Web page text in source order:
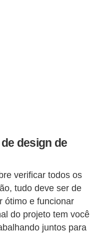
design de
verificar todos os
tudo deve ser de
ótimo e funcionar
do projeto tem você
juntos para